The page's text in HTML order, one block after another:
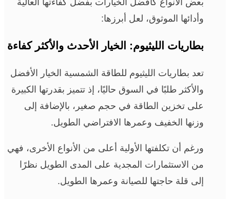
وأدائها الموثوق، لعل أبرزها:
بطاريات الليثيوم: الخيار الأحدث والأكثر كفاءة
تعد بطاريات الليثيوم للطاقة الشمسية الخيار الأفضل
والأكثر طلبًا في السوق حاليًا، إذ تتميز بقدرتها الكبيرة
على تخزين الطاقة في حجم صغير، بالإضافة إلى
وزنها الخفيف وعمرها الافتراضي الطويل.
ورغم أن تكلفتها الأولية أعلى من الأنواع الأخرى، فهي
من الاستثمارات المجدية على المدى الطويل نظرًا
إلى قلة حاجتها للصيانة وعمرها الطويل.